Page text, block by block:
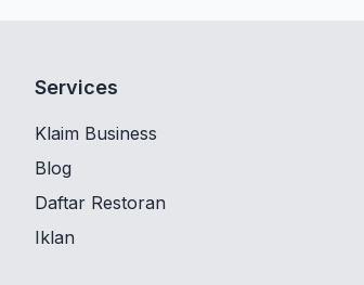
Services
Klaim Business
Blog
Daftar Restoran
Iklan